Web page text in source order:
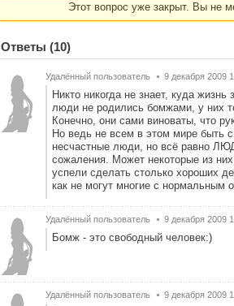
Этот вопрос уже закрыт. Вы не
Ответы (10)
Удалённый пользователь 9 декабря 2009
Никто никогда не знает, куда
люди не родились бомжами, у них
Конечно, они сами виноваты, что
Но ведь не всем в этом мире быть
несчастные люди, но всё равно
сожаления. Может некоторые из
успели сделать столько хороших
как не могут многие с нормальным
Удалённый пользователь 9 декабря 2009
Бомж - это свободный человек:)
Удалённый пользователь 9 декабря 2009